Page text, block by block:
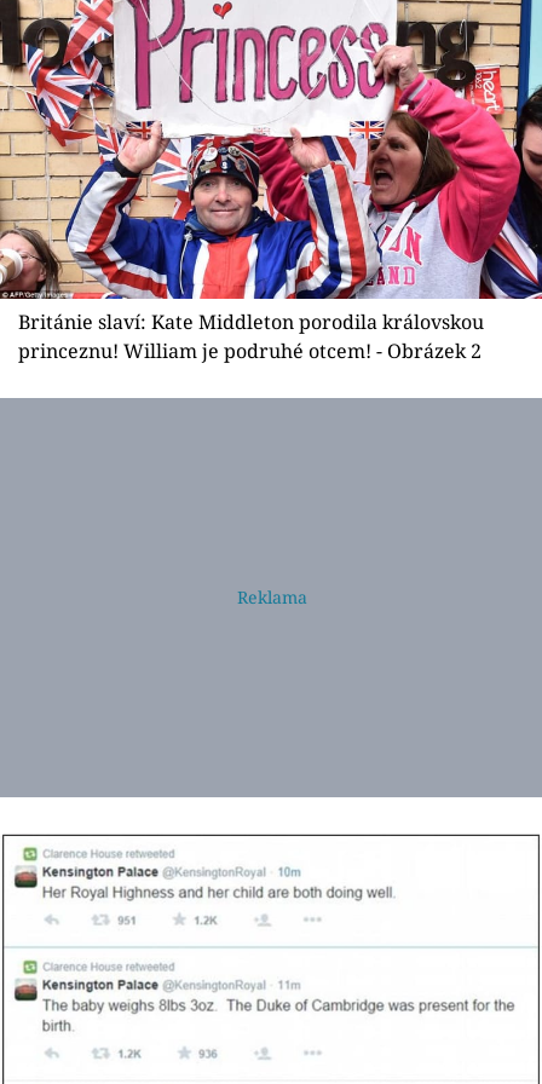
Videa
Sledujte prima+
Přihlášení
Sledujte nás
Británie slaví: Kate Middleton porodila královskou
princeznu! William je podruhé otcem! - Obrázek 2